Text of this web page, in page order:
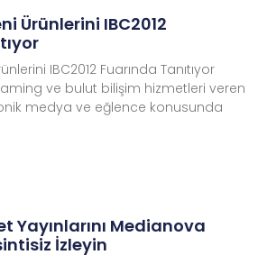
Ürünlerini IBC2012
IBC2012 Fuarında Tanıtıyor
ve bulut bilişim hizmetleri veren
medya ve eğlence konusunda
Yayınlarını Medianova
İzleyin